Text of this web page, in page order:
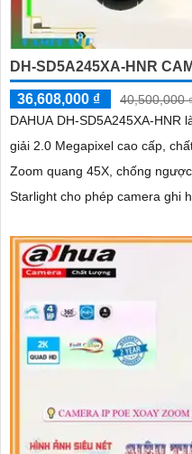
DH-SD5A245XA-HNR
36,608,000 ₫
40,500,000
DAHUA DH-SD5A245XA-HNR
giải 2.0 Megapixel cao cấp,
Zoom quang 45X, chống
Starlight cho phép camera ghi